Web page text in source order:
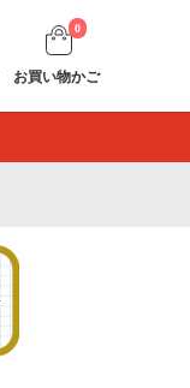
0
お買い物かご